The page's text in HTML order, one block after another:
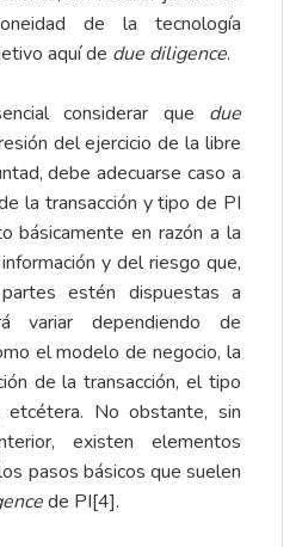
de la tecnología
aquí de due diligence.
considerar que due
del ejercicio de la libre
debe adecuarse caso a
la transacción y tipo de PI
básicamente en razón a la
y del riesgo que,
estén dispuestas a
variar dependiendo de
el modelo de negocio, la
de la transacción, el tipo
No obstante, sin
existen elementos
pasos básicos que suelen
de PI[4].